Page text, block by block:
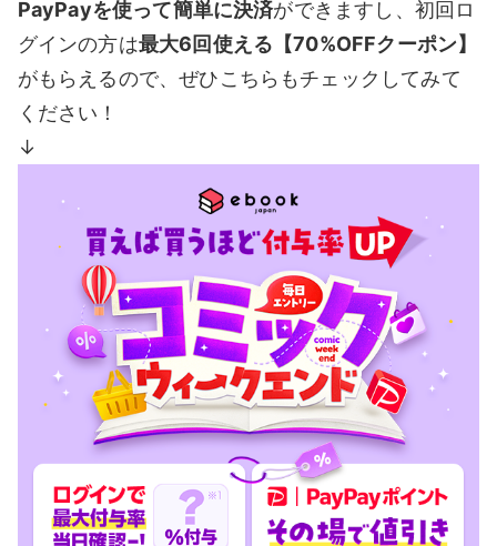
PayPayを使って簡単に決済ができますし、初回ロ
グインの方は最大6回使える【70%OFFクーポン】
がもらえるので、ぜひこちらもチェックしてみて
ください！
↓